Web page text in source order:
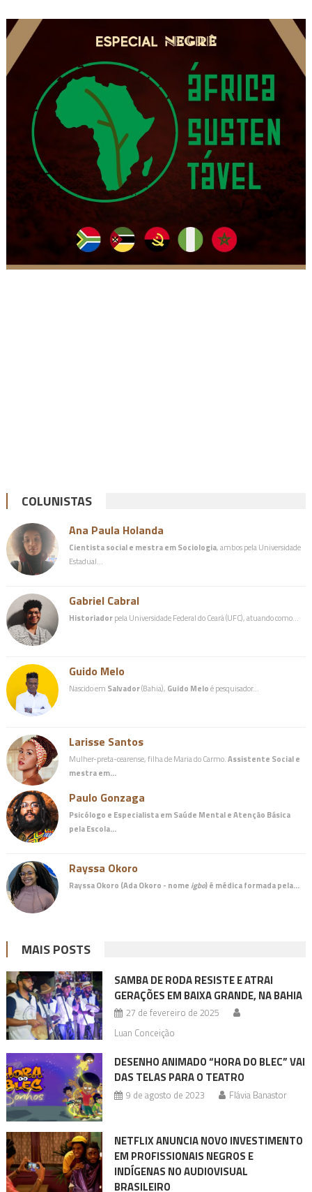
COLUNISTAS
Ana Paula Holanda
Cientista social e mestra em Sociologia, ambos pela Universidade
Estadual…
Gabriel Cabral
Historiadorpela Universidade Federal do Ceará (UFC), atuando como…
Guido Melo
Nascido em Salvador(Bahia), Guido Meloé pesquisador…
Larisse Santos
Mulher-preta-cearense, filha de Maria do Carmo.Assistente Social e
mestra em…
Paulo Gonzaga
Psicólogo e Especialista em Saúde Mental e Atenção Básica
pela Escola…
Rayssa Okoro
Rayssa Okoro (Ada Okoro - nome igbo) é médicaformada pela…
MAIS POSTS
SAMBA DE RODA RESISTE E ATRAI
GERAÇÕES EM BAIXA GRANDE, NA BAHIA
27 de fevereiro de 2025
Luan Conceição
DESENHO ANIMADO “HORA DO BLEC” VAI
DAS TELAS PARA O TEATRO
9 de agosto de 2023 Flávia Banastor
NETFLIX ANUNCIA NOVO INVESTIMENTO
EM PROFISSIONAIS NEGROS E
INDÍGENAS NO AUDIOVISUAL
BRASILEIRO